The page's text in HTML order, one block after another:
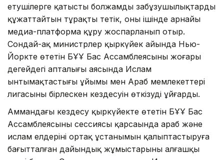
етушілерге қатысты болжамды заңбұзушылықтарды
құжаттайтын тұрақты тетік, оның ішінде арнайы
медиа-платформа құру жоспарланып отыр.
Сондай-ақ министрлер қыркүйек айында Нью-
Йоркте өтетін БҰҰ Бас Ассамблеясының жоғары
деңгейдегі апталығы аясында Ислам
ынтымақтастығы ұйымы мен Араб мемлекеттері
лигасының бірлескен кездесуін өткізуді ұйғарды.
Аммандағы кездесу қыркүйекте өтетін БҰҰ Бас
Ассамблеясының сессиясы қарсаңында араб және
ислам елдерінің ортақ ұстанымын қалыптастыруға
бағытталған дайындық жұмыстарының алғашқы